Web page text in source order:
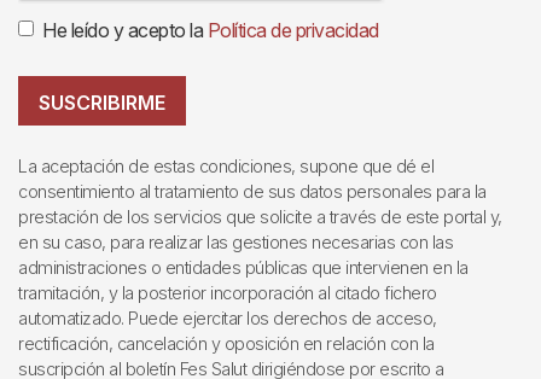
He leído y acepto la Política de privacidad
SUSCRIBIRME
La aceptación de estas condiciones, supone que dé el
consentimiento al tratamiento de sus datos personales para la
prestación de los servicios que solicite a través de este portal y,
en su caso, para realizar las gestiones necesarias con las
administraciones o entidades públicas que intervienen en la
tramitación, y la posterior incorporación al citado fichero
automatizado. Puede ejercitar los derechos de acceso,
rectificación, cancelación y oposición en relación con la
suscripción al boletín Fes Salut dirigiéndose por escrito a